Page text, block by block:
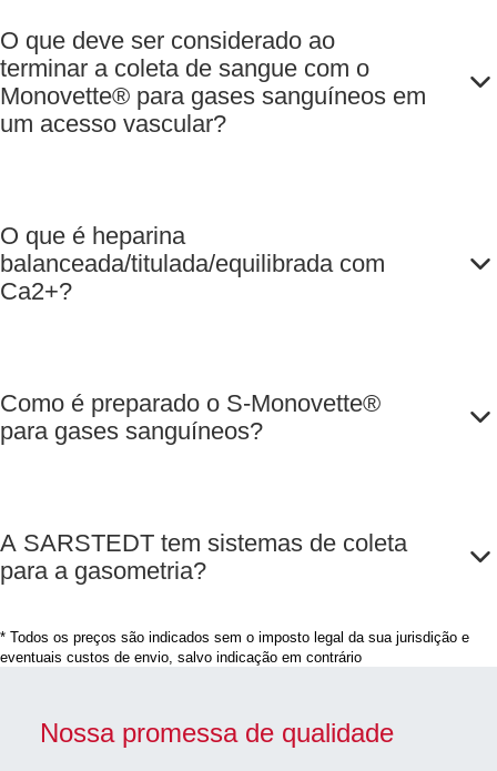
O que deve ser considerado ao
terminar a coleta de sangue com o
Monovette® para gases sanguíneos em
um acesso vascular?
O que é heparina
balanceada/titulada/equilibrada com
Ca2+?
Como é preparado o S-Monovette®
para gases sanguíneos?
A SARSTEDT tem sistemas de coleta
para a gasometria?
* Todos os preços são indicados sem o imposto legal da sua jurisdição e
eventuais custos de envio, salvo indicação em contrário
Nossa promessa de qualidade